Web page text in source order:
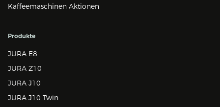
Kaffeemaschinen Aktionen
Produkte
JURA E8
JURA Z10
JURA J10
JURA J10 Twin